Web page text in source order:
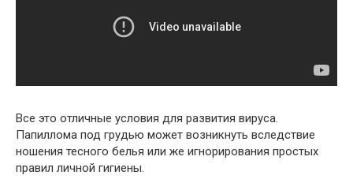
Все это отличные условия для развития вируса.
Папиллома под грудью может возникнуть вследствие
ношения тесного белья или же игнорирования простых
правил личной гигиены.